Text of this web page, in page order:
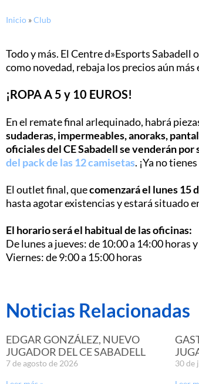
Inicio »Club
Todo y más. El Centre d»Esports
como novedad, rebaja los precios aún
¡ROPA A 5 y 10 EUROS!
En el remate final arlequinado, habrá
sudaderas, impermeables, anoraks,
oficiales del CE Sabadell se venderán por
del pack de las 12 camisetas. ¡Ya no
El outlet final, quecomenzará el lunes 15
hasta agotar existencias y estará situado
El horario será el habitual de las oficinas:
De lunes a jueves: de 10:00 a 14:00 horas
Viernes: de 9:00 a 15:00 horas
Noticias Relacionadas
EDGAR GONZÁLEZ, NUEVO
JUGADOR DEL CE SABADELL
7 de agosto de 2026 30 de